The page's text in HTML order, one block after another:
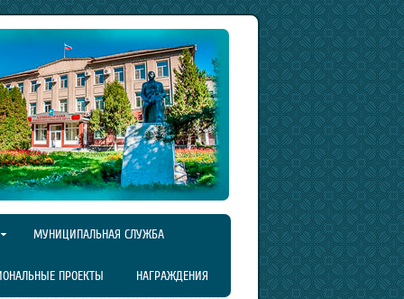
МУНИЦИПАЛЬНАЯ СЛУЖБА
ПРОЕКТЫ НАГРАЖДЕНИЯ